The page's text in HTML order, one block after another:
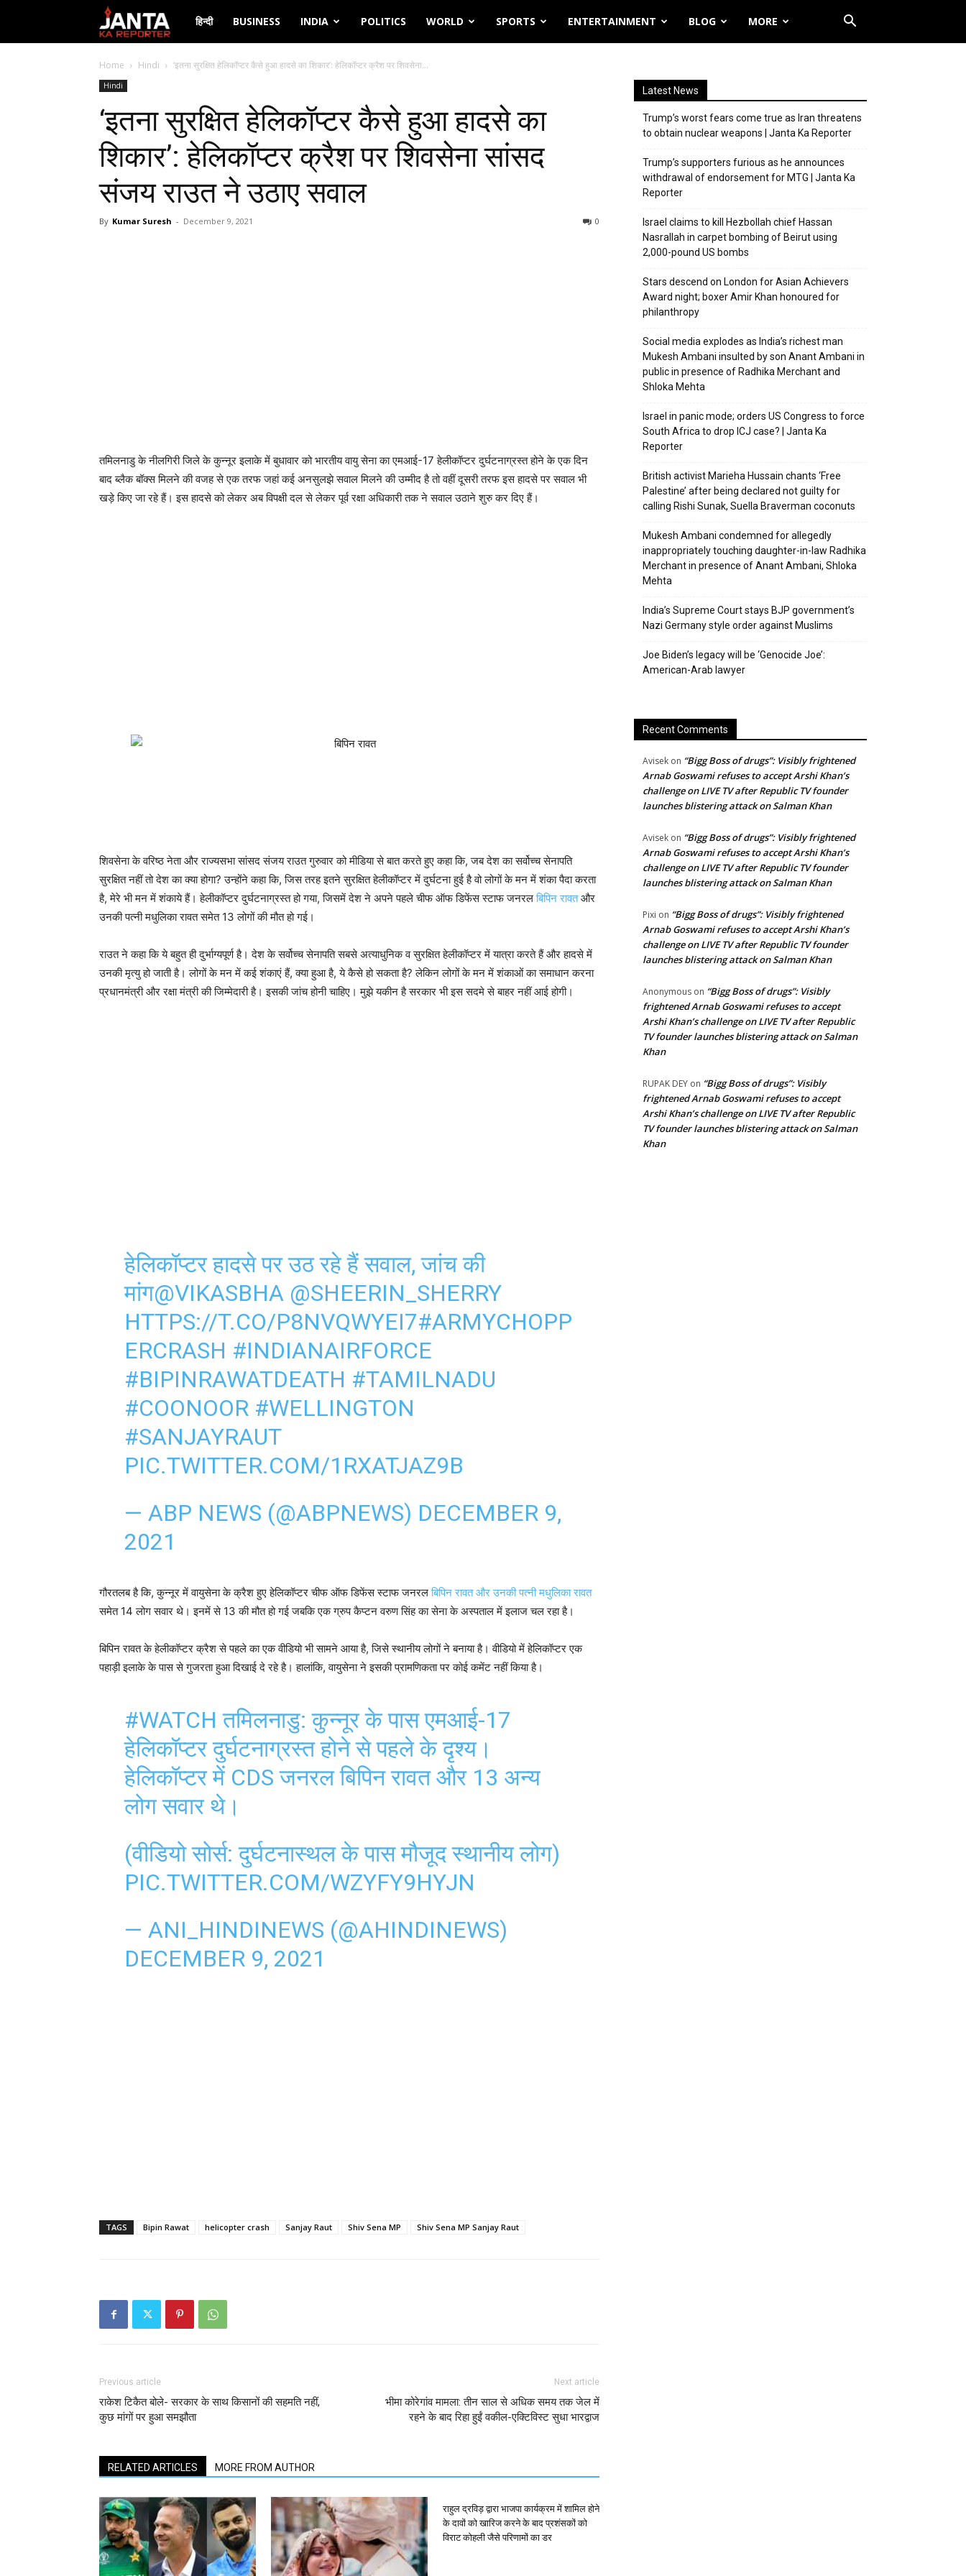
Janta
Ka
Reporter
हिन्दी BUSINESS INDIA POLITICS WORLD SPORTS ENTERTAINMENT BLOG MORE
Home Hindi ‘इतना सुरक्षित हेलिकॉप्टर कैसे हुआ हादसे का शिकार’: हेलिकॉप्टर क्रैश पर शिवसेना...
Hindi
‘इतना सुरक्षित हेलिकॉप्टर कैसे हुआ हादसे का
शिकार’: हेलिकॉप्टर क्रैश पर शिवसेना सांसद
संजय राउत ने उठाए सवाल
By Kumar Suresh - December 9, 2021 0
तमिलनाडु के नीलगिरी जिले के कुन्नूर इलाके में बुधावार को भारतीय वायु सेना का एमआई-17 हेलीकॉप्टर दुर्घटनाग्रस्त होने के एक दिन
बाद ब्लैक बॉक्स मिलने की वजह से एक तरफ जहां कई अनसुलझे सवाल मिलने की उम्मीद है तो वहीं दूसरी तरफ इस हादसे पर सवाल भी
खड़े किए जा रहे हैं। इस हादसे को लेकर अब विपक्षी दल से लेकर पूर्व रक्षा अधिकारी तक ने सवाल उठाने शुरु कर दिए हैं।
शिवसेना के वरिष्ठ नेता और राज्यसभा सांसद संजय राउत गुरुवार को मीडिया से बात करते हुए कहा कि, जब देश का सर्वोच्च सेनापति
सुरक्षित नहीं तो देश का क्या होगा? उन्होंने कहा कि, जिस तरह इतने सुरक्षित हेलीकॉप्टर में दुर्घटना हुई है वो लोगों के मन में शंका पैदा करता
है, मेरे भी मन में शंकाये हैं। हेलीकॉप्टर दुर्घटनाग्रस्त हो गया, जिसमें देश ने अपने पहले चीफ ऑफ डिफेंस स्टाफ जनरलबिपिन रावतऔर
उनकी पत्नी मधुलिका रावत समेत 13 लोगों की मौत हो गई।
राउत ने कहा कि ये बहुत ही दुर्भाग्यपूर्ण है। देश के सर्वोच्च सेनापति सबसे अत्याधुनिक व सुरक्षित हेलीकॉप्टर में यात्रा करते हैं और हादसे में
उनकी मृत्यु हो जाती है। लोगों के मन में कई शंकाएं हैं, क्या हुआ है, ये कैसे हो सकता है? लेकिन लोगों के मन में शंकाओं का समाधान करना
प्रधानमंत्री और रक्षा मंत्री की जिम्मेदारी है। इसकी जांच होनी चाहिए। मुझे यकीन है सरकार भी इस सदमे से बाहर नहीं आई होगी।
हेलिकॉप्टर हादसे पर उठ रहे हैं सवाल, जांच की
मांग@VIKASBHA @SHEERIN_SHERRY
HTTPS://T.CO/P8NVQWYEI7#ARMYCHOPP
ERCRASH #INDIANAIRFORCE
#BIPINRAWATDEATH #TAMILNADU
#COONOOR #WELLINGTON
#SANJAYRAUT
PIC.TWITTER.COM/1RXATJAZ9B
— ABP NEWS (@ABPNEWS) DECEMBER 9,
2021
गौरतलब है कि, कुन्नूर में वायुसेना के क्रैश हुए हेलिकॉप्टर चीफ ऑफ डिफेंस स्टाफ जनरलबिपिन रावत और उनकी पत्नी मधुलिका रावत
समेत 14 लोग सवार थे। इनमें से 13 की मौत हो गई जबकि एक ग्रुप कैप्टन वरुण सिंह का सेना के अस्पताल में इलाज चल रहा है।
बिपिन रावत के हेलीकॉप्टर क्रैश से पहले का एक वीडियो भी सामने आया है, जिसे स्थानीय लोगों ने बनाया है। वीडियो में हेलिकॉप्टर एक
पहाड़ी इलाके के पास से गुजरता हुआ दिखाई दे रहे है। हालांकि, वायुसेना ने इसकी प्रामणिकता पर कोई कमेंट नहीं किया है।
#WATCH तमिलनाडु: कुन्नूर के पास एमआई-17
हेलिकॉप्टर दुर्घटनाग्रस्त होने से पहले के दृश्य।
हेलिकॉप्टर में CDS जनरल बिपिन रावत और 13 अन्य
लोग सवार थे।
(वीडियो सोर्स: दुर्घटनास्थल के पास मौजूद स्थानीय लोग)
PIC.TWITTER.COM/WZYFY9HYJN
— ANI_HINDINEWS (@AHINDINEWS)
DECEMBER 9, 2021
TAGS Bipin Rawat helicopter crash Sanjay Raut Shiv Sena MP Shiv Sena MP Sanjay Raut
Previous article
राकेश टिकैत बोले- सरकार के साथ किसानों की सहमति नहीं,
कुछ मांगों पर हुआ समझौता
Next article
भीमा कोरेगांव मामला: तीन साल से अधिक समय तक जेल में
रहने के बाद रिहा हुईं वकील-एक्टिविस्ट सुधा भारद्वाज
RELATED ARTICLES MORE FROM AUTHOR
राहुल द्रविड़ द्वारा भाजपा कार्यक्रम में शामिल होने
के दावों को खारिज करने के बाद प्रशंसकों को
विराट कोहली जैसे परिणामों का डर
Latest News
Trump’s worst fears come true as Iran threatens
to obtain nuclear weapons | Janta Ka Reporter
Trump’s supporters furious as he announces
withdrawal of endorsement for MTG | Janta Ka
Reporter
Israel claims to kill Hezbollah chief Hassan
Nasrallah in carpet bombing of Beirut using
2,000-pound US bombs
Stars descend on London for Asian Achievers
Award night; boxer Amir Khan honoured for
philanthropy
Social media explodes as India’s richest man
Mukesh Ambani insulted by son Anant Ambani in
public in presence of Radhika Merchant and
Shloka Mehta
Israel in panic mode; orders US Congress to force
South Africa to drop ICJ case? | Janta Ka
Reporter
British activist Marieha Hussain chants ‘Free
Palestine’ after being declared not guilty for
calling Rishi Sunak, Suella Braverman coconuts
Mukesh Ambani condemned for allegedly
inappropriately touching daughter-in-law Radhika
Merchant in presence of Anant Ambani, Shloka
Mehta
India’s Supreme Court stays BJP government’s
Nazi Germany style order against Muslims
Joe Biden’s legacy will be ‘Genocide Joe’:
American-Arab lawyer
Recent Comments
Avisek on “Bigg Boss of drugs”: Visibly frightened
Arnab Goswami refuses to accept Arshi Khan’s
challenge on LIVE TV after Republic TV founder
launches blistering attack on Salman Khan
Avisek on “Bigg Boss of drugs”: Visibly frightened
Arnab Goswami refuses to accept Arshi Khan’s
challenge on LIVE TV after Republic TV founder
launches blistering attack on Salman Khan
Pixi on “Bigg Boss of drugs”: Visibly frightened
Arnab Goswami refuses to accept Arshi Khan’s
challenge on LIVE TV after Republic TV founder
launches blistering attack on Salman Khan
Anonymous on “Bigg Boss of drugs”: Visibly
frightened Arnab Goswami refuses to accept
Arshi Khan’s challenge on LIVE TV after Republic
TV founder launches blistering attack on Salman
Khan
RUPAK DEY on “Bigg Boss of drugs”: Visibly
frightened Arnab Goswami refuses to accept
Arshi Khan’s challenge on LIVE TV after Republic
TV founder launches blistering attack on Salman
Khan